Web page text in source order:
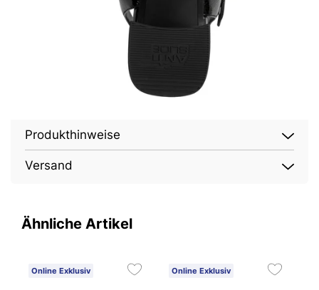
Produkthinweise
Versand
Ähnliche Artikel
Online Exklusiv Online Exklusiv